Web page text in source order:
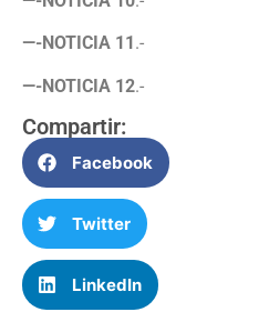
—-NOTICIA 11 .-
—-NOTICIA 12.-
Compartir:
Facebook
Twitter
LinkedIn